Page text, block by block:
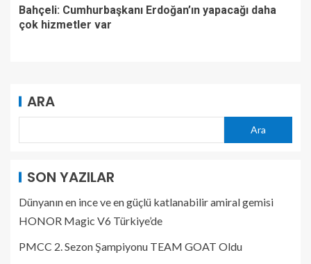
Bahçeli: Cumhurbaşkanı Erdoğan’ın yapacağı daha
çok hizmetler var
ARA
Ara
SON YAZILAR
Dünyanın en ince ve en güçlü katlanabilir amiral gemisi
HONOR Magic V6 Türkiye’de
PMCC 2. Sezon Şampiyonu TEAM GOAT Oldu